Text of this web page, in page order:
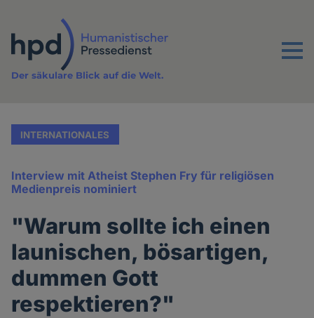
Inhalt
Menu
Der säkulare Blick auf die Welt.
INTERNATIONALES
Interview mit Atheist Stephen Fry für religiösen
Medienpreis nominiert
"Warum sollte ich einen
launischen, bösartigen,
dummen Gott
respektieren?"